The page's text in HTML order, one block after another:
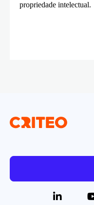
propriedade intelectual.